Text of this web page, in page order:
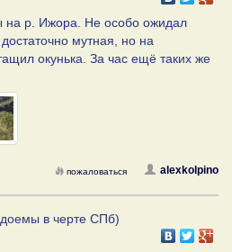
на р. Ижора. Не особо ожидал
достаточно мутная, но на
окунька. За час ещё таких же
alexkolpino
пожаловаться
в черте СПб)